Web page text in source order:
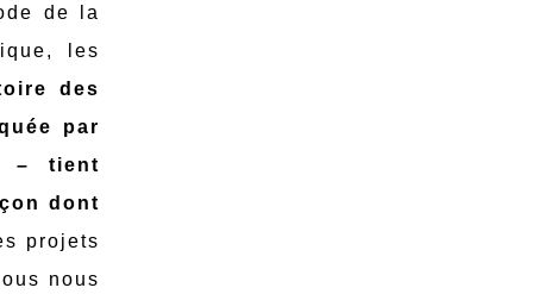
de la
les
des
par
– tient
dont
projets
nous